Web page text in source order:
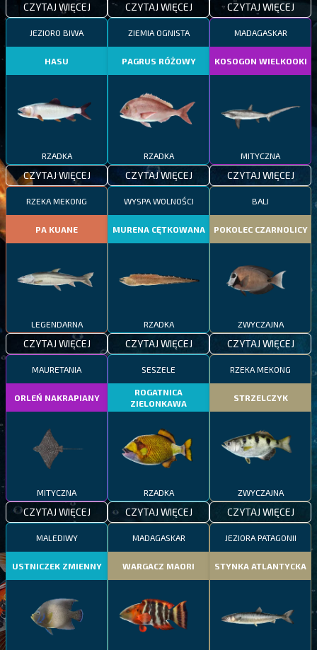
CZYTAJ WIĘCEJ CZYTAJ WIĘCEJ CZYTAJ WIĘCEJ
JEZIORO BIWA
HASU
RZADKA
CZYTAJ WIĘCEJ
ZIEMIA OGNISTA
PAGRUS RÓŻOWY
RZADKA
CZYTAJ WIĘCEJ
MADAGASKAR
KOSOGON WIELKOOKI
MITYCZNA
CZYTAJ WIĘCEJ
RZEKA MEKONG
PA KUANE
LEGENDARNA
CZYTAJ WIĘCEJ
WYSPA WOLNOŚCI
MURENA CĘTKOWANA
RZADKA
CZYTAJ WIĘCEJ
BALI
POKOLEC CZARNOLICY
ZWYCZAJNA
CZYTAJ WIĘCEJ
MAURETANIA
ORLEŃ NAKRAPIANY
MITYCZNA
CZYTAJ WIĘCEJ
SESZELE
ROGATNICA
ZIELONKAWA
RZADKA
CZYTAJ WIĘCEJ
RZEKA MEKONG
STRZELCZYK
ZWYCZAJNA
CZYTAJ WIĘCEJ
MALEDIWY
USTNICZEK ZMIENNY
MADAGASKAR
WARGACZ MAORI
JEZIORA PATAGONII
STYNKA ATLANTYCKA